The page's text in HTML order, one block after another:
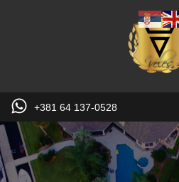
+381 64 137-0528